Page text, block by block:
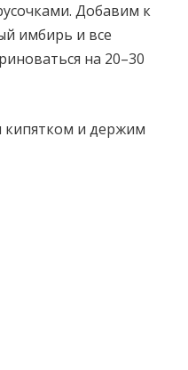
Добавим к
имбирь и все
на 20–30
кипятком и держим